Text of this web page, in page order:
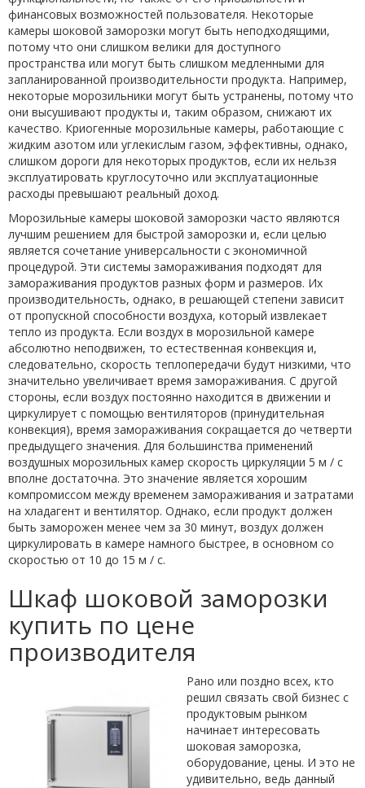
финансовых возможностей пользователя. Некоторые
камеры шоковой заморозки могут быть неподходящими,
потому что они слишком велики для доступного
пространства или могут быть слишком медленными для
запланированной производительности продукта. Например,
некоторые морозильники могут быть устранены, потому что
они высушивают продукты и, таким образом, снижают их
качество. Криогенные морозильные камеры, работающие с
жидким азотом или углекислым газом, эффективны, однако,
слишком дороги для некоторых продуктов, если их нельзя
эксплуатировать круглосуточно или эксплуатационные
расходы превышают реальный доход.
Морозильные камеры шоковой заморозки часто являются
лучшим решением для быстрой заморозки и, если целью
является сочетание универсальности с экономичной
процедурой. Эти системы замораживания подходят для
замораживания продуктов разных форм и размеров. Их
производительность, однако, в решающей степени зависит
от пропускной способности воздуха, который извлекает
тепло из продукта. Если воздух в морозильной камере
абсолютно неподвижен, то естественная конвекция и,
следовательно, скорость теплопередачи будут низкими, что
значительно увеличивает время замораживания. С другой
стороны, если воздух постоянно находится в движении и
циркулирует с помощью вентиляторов (принудительная
конвекция), время замораживания сокращается до четверти
предыдущего значения. Для большинства применений
воздушных морозильных камер скорость циркуляции 5 м / с
вполне достаточна. Это значение является хорошим
компромиссом между временем замораживания и затратами
на хладагент и вентилятор. Однако, если продукт должен
быть заморожен менее чем за 30 минут, воздух должен
циркулировать в камере намного быстрее, в основном со
скоростью от 10 до 15 м / с.
Шкаф шоковой заморозки
купить по цене
производителя
Рано или поздно всех, кто
решил связать свой бизнес с
продуктовым рынком
начинает интересовать
шоковая заморозка,
оборудование, цены. И это не
удивительно, ведь данный